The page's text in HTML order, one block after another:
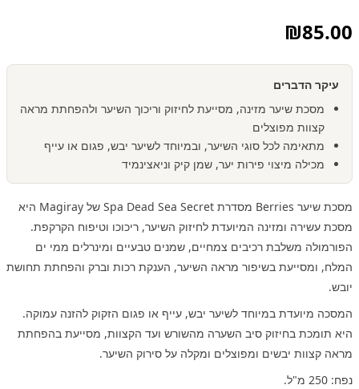
₪85.00
עיקר הדברים
מסכת שיער מזינה, מסייעת לחיזוק וריכוך השיער ולהפחתת מראה
קצוות מפוצלים
מתאימה לכל סוגי השיער, ובמיוחד לשיער יבש, פגום או עייף
מכילה מיצוי פירות יער, שמן קיק וניאצינמיד
מסכת שיער Berries מסדרת Spa Dead Sea Secret של Magiray היא
מסכת עשירה ומזינה המיועדת לחיזוק השיער, ריכוכו וטיפוח הקרקפת.
הפורמולה משלבת רכיבים צמחיים, שמנים טבעיים ומינרלים ממי ים
המלח, ומסייעת בשיפור מראה השיער, הענקת רכות וברק והפחתת תחושת
יובש.
המסכה מיועדת במיוחד לשיער יבש, עייף או פגום הזקוק להזנה עמוקה.
היא תומכת בחיזוק סיב השערה מהשורש ועד הקצוות, מסייעת בהפחתת
מראה קצוות יבשים ומפוצלים ומקלה על סירוק השיער.
נפח: 250 מ"ל.